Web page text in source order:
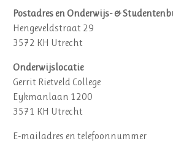
Postadres en Onderwijs- &
Hengeveldstraat 29
3572 KH Utrecht
Onderwijslocatie
Gerrit Rietveld College
Eykmanlaan 1200
3571 KH Utrecht
E-mailadres en telefoonnummer